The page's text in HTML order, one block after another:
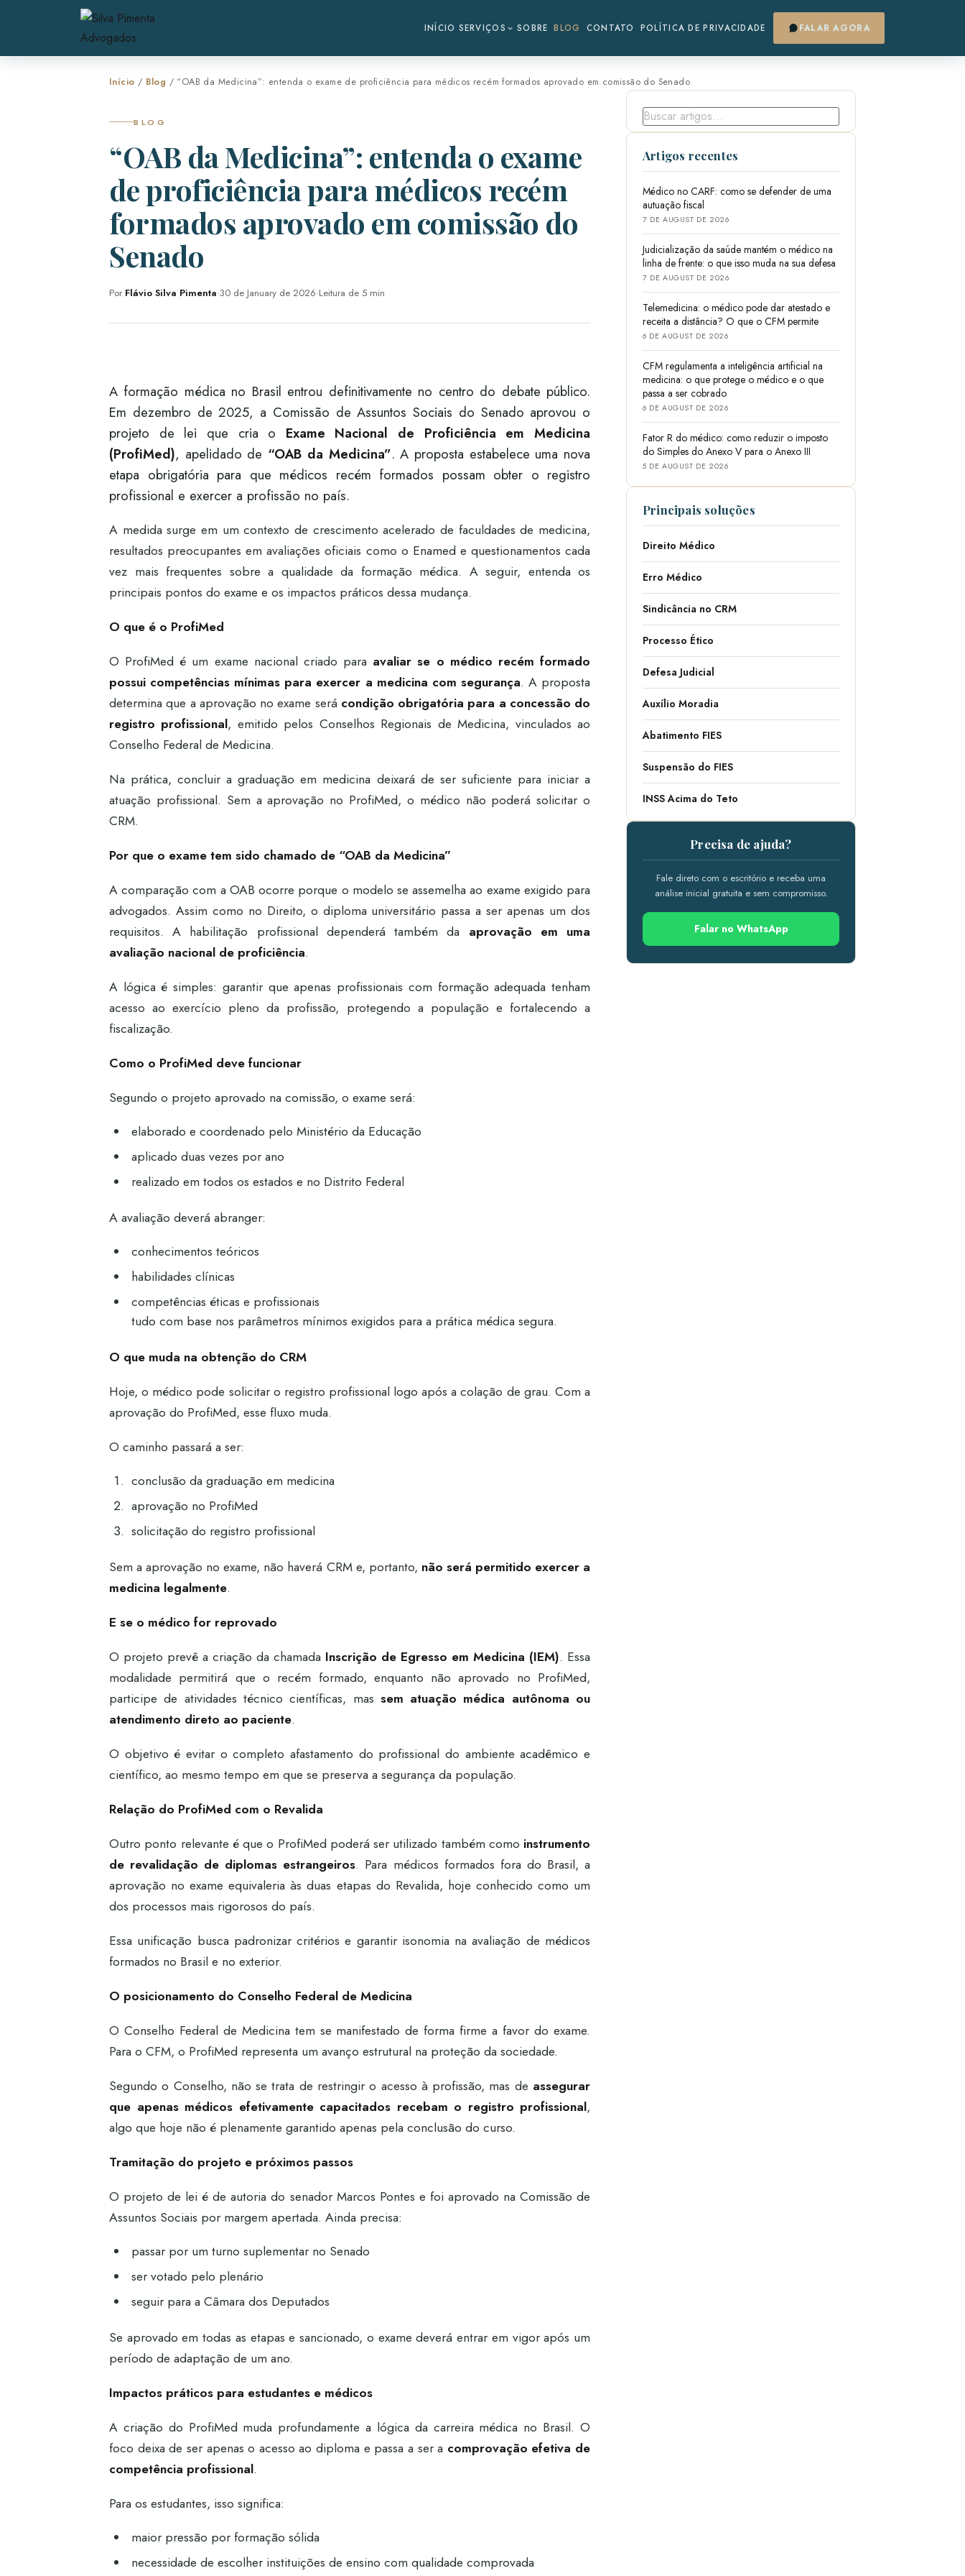
INÍCIO SERVIÇOS SOBRE BLOG CONTATO POLÍTICA DE PRIVACIDADE FALAR AGORA
Início / Blog / “OAB da Medicina”: entenda o exame de proficiência para médicos recém formados aprovado em comissão do Senado
BLOG
“OAB da Medicina”: entenda o exame
de proficiência para médicos recém
formados aprovado em comissão do
Senado
Por Flávio Silva Pimenta·30 de January de 2026·Leitura de 5 min
A formação médica no Brasil entrou definitivamente no centro do debate público.
Em dezembro de 2025, a Comissão de Assuntos Sociais do Senado aprovou o
projeto de lei que cria o Exame Nacional de Proficiência em Medicina
(ProfiMed), apelidado de “OAB da Medicina”. A proposta estabelece uma nova
etapa obrigatória para que médicos recém formados possam obter o registro
profissional e exercer a profissão no país.
A medida surge em um contexto de crescimento acelerado de faculdades de medicina,
resultados preocupantes em avaliações oficiais como o Enamed e questionamentos cada
vez mais frequentes sobre a qualidade da formação médica. A seguir, entenda os
principais pontos do exame e os impactos práticos dessa mudança.
O que é o ProfiMed
O ProfiMed é um exame nacional criado para avaliar se o médico recém formado
possui competências mínimas para exercer a medicina com segurança. A proposta
determina que a aprovação no exame será condição obrigatória para a concessão do
registro profissional, emitido pelos Conselhos Regionais de Medicina, vinculados ao
Conselho Federal de Medicina.
Na prática, concluir a graduação em medicina deixará de ser suficiente para iniciar a
atuação profissional. Sem a aprovação no ProfiMed, o médico não poderá solicitar o
CRM.
Por que o exame tem sido chamado de “OAB da Medicina”
A comparação com a OAB ocorre porque o modelo se assemelha ao exame exigido para
advogados. Assim como no Direito, o diploma universitário passa a ser apenas um dos
requisitos. A habilitação profissional dependerá também da aprovação em uma
avaliação nacional de proficiência.
A lógica é simples: garantir que apenas profissionais com formação adequada tenham
acesso ao exercício pleno da profissão, protegendo a população e fortalecendo a
fiscalização.
Como o ProfiMed deve funcionar
Segundo o projeto aprovado na comissão, o exame será:
elaborado e coordenado pelo Ministério da Educação
aplicado duas vezes por ano
realizado em todos os estados e no Distrito Federal
A avaliação deverá abranger:
conhecimentos teóricos
habilidades clínicas
competências éticas e profissionais
tudo com base nos parâmetros mínimos exigidos para a prática médica segura.
O que muda na obtenção do CRM
Hoje, o médico pode solicitar o registro profissional logo após a colação de grau. Com a
aprovação do ProfiMed, esse fluxo muda.
O caminho passará a ser:
conclusão da graduação em medicina
aprovação no ProfiMed
solicitação do registro profissional
Sem a aprovação no exame, não haverá CRM e, portanto, não será permitido exercer a
medicina legalmente.
E se o médico for reprovado
O projeto prevê a criação da chamada Inscrição de Egresso em Medicina (IEM). Essa
modalidade permitirá que o recém formado, enquanto não aprovado no ProfiMed,
participe de atividades técnico científicas, mas sem atuação médica autônoma ou
atendimento direto ao paciente.
O objetivo é evitar o completo afastamento do profissional do ambiente acadêmico e
científico, ao mesmo tempo em que se preserva a segurança da população.
Relação do ProfiMed com o Revalida
Outro ponto relevante é que o ProfiMed poderá ser utilizado também como instrumento
de revalidação de diplomas estrangeiros. Para médicos formados fora do Brasil, a
aprovação no exame equivaleria às duas etapas do Revalida, hoje conhecido como um
dos processos mais rigorosos do país.
Essa unificação busca padronizar critérios e garantir isonomia na avaliação de médicos
formados no Brasil e no exterior.
O posicionamento do Conselho Federal de Medicina
O Conselho Federal de Medicina tem se manifestado de forma firme a favor do exame.
Para o CFM, o ProfiMed representa um avanço estrutural na proteção da sociedade.
Segundo o Conselho, não se trata de restringir o acesso à profissão, mas de assegurar
que apenas médicos efetivamente capacitados recebam o registro profissional,
algo que hoje não é plenamente garantido apenas pela conclusão do curso.
Tramitação do projeto e próximos passos
O projeto de lei é de autoria do senador Marcos Pontes e foi aprovado na Comissão de
Assuntos Sociais por margem apertada. Ainda precisa:
passar por um turno suplementar no Senado
ser votado pelo plenário
seguir para a Câmara dos Deputados
Se aprovado em todas as etapas e sancionado, o exame deverá entrar em vigor após um
período de adaptação de um ano.
Impactos práticos para estudantes e médicos
A criação do ProfiMed muda profundamente a lógica da carreira médica no Brasil. O
foco deixa de ser apenas o acesso ao diploma e passa a ser a comprovação efetiva de
competência profissional.
Para os estudantes, isso significa:
maior pressão por formação sólida
necessidade de escolher instituições de ensino com qualidade comprovada
Artigos recentes
Médico no CARF: como se defender de uma
autuação fiscal
7 DE AUGUST DE 2026
Judicialização da saúde mantém o médico na
linha de frente: o que isso muda na sua defesa
7 DE AUGUST DE 2026
Telemedicina: o médico pode dar atestado e
receita a distância? O que o CFM permite
6 DE AUGUST DE 2026
CFM regulamenta a inteligência artificial na
medicina: o que protege o médico e o que
passa a ser cobrado
6 DE AUGUST DE 2026
Fator R do médico: como reduzir o imposto
do Simples do Anexo V para o Anexo III
5 DE AUGUST DE 2026
Principais soluções
Direito Médico
Erro Médico
Sindicância no CRM
Processo Ético
Defesa Judicial
Auxílio Moradia
Abatimento FIES
Suspensão do FIES
INSS Acima do Teto
Precisa de ajuda?
Fale direto com o escritório e receba uma
análise inicial gratuita e sem compromisso.
Falar no WhatsApp